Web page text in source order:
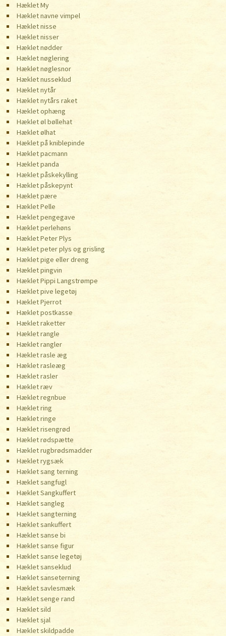
Hæklet My
Hæklet navne vimpel
Hæklet nisse
Hæklet nisser
Hæklet nødder
Hæklet nøglering
Hæklet nøglesnor
Hæklet nusseklud
Hæklet nytår
Hæklet nytårs raket
Hæklet ophæng
Hæklet øl bøllehat
Hæklet ølhat
Hæklet på kniblepinde
Hæklet pacmann
Hæklet panda
Hæklet påskekylling
Hæklet påskepynt
Hæklet pære
Hæklet Pelle
Hæklet pengegave
Hæklet perlehøns
Hæklet Peter Plys
Hæklet peter plys og grisling
Hæklet pige eller dreng
Hæklet pingvin
Hæklet Pippi Langstrømpe
Hæklet pive legetøj
Hæklet Pjerrot
Hæklet postkasse
Hæklet raketter
Hæklet rangle
Hæklet rangler
Hæklet rasle æg
Hæklet rasleæg
Hæklet rasler
Hæklet ræv
Hæklet regnbue
Hæklet ring
Hæklet ringe
Hæklet risengrød
Hæklet rødspætte
Hæklet rugbrødsmadder
Hæklet rygsæk
Hæklet sang terning
Hæklet sangfugl
Hæklet Sangkuffert
Hæklet sangleg
Hæklet sangterning
Hæklet sankuffert
Hæklet sanse bi
Hæklet sanse figur
Hæklet sanse legetøj
Hæklet sanseklud
Hæklet sanseterning
Hæklet savlesmæk
Hæklet senge rand
Hæklet sild
Hæklet sjal
Hæklet skildpadde